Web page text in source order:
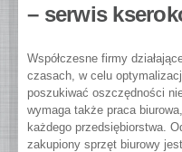
– serwis
Współczesne firmy
czasach, w celu
poszukiwać oszczędności
wymaga także praca
każdego przedsiębiorstwa.
zakupiony sprzęt biurowy